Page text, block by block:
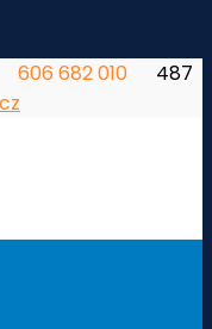
606 682 010
487